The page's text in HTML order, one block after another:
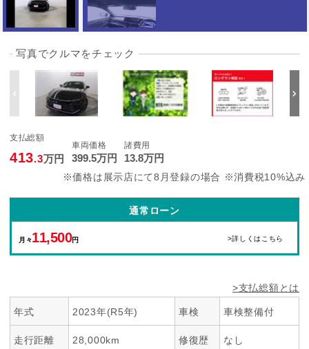
写真でクルマをチェック
支払総額
413.3万円
車両価格
399.5万円
諸費用
13.8万円
※価格は展示店にて8月登録の場合 ※消費税10%込み
通常ローン
月々11,500円 >詳しくはこちら
>支払総額とは
年式 2023年(R5年) 車検 車検整備付
走行距離 28,000km 修復歴 なし